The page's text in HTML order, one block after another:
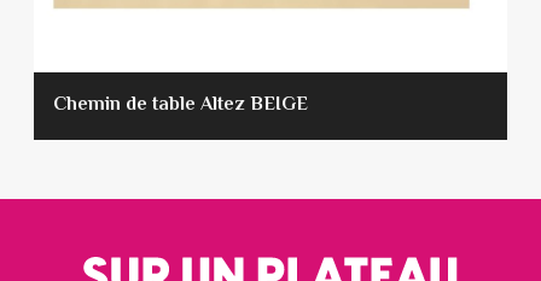
Chemin de table Altez BEIGE